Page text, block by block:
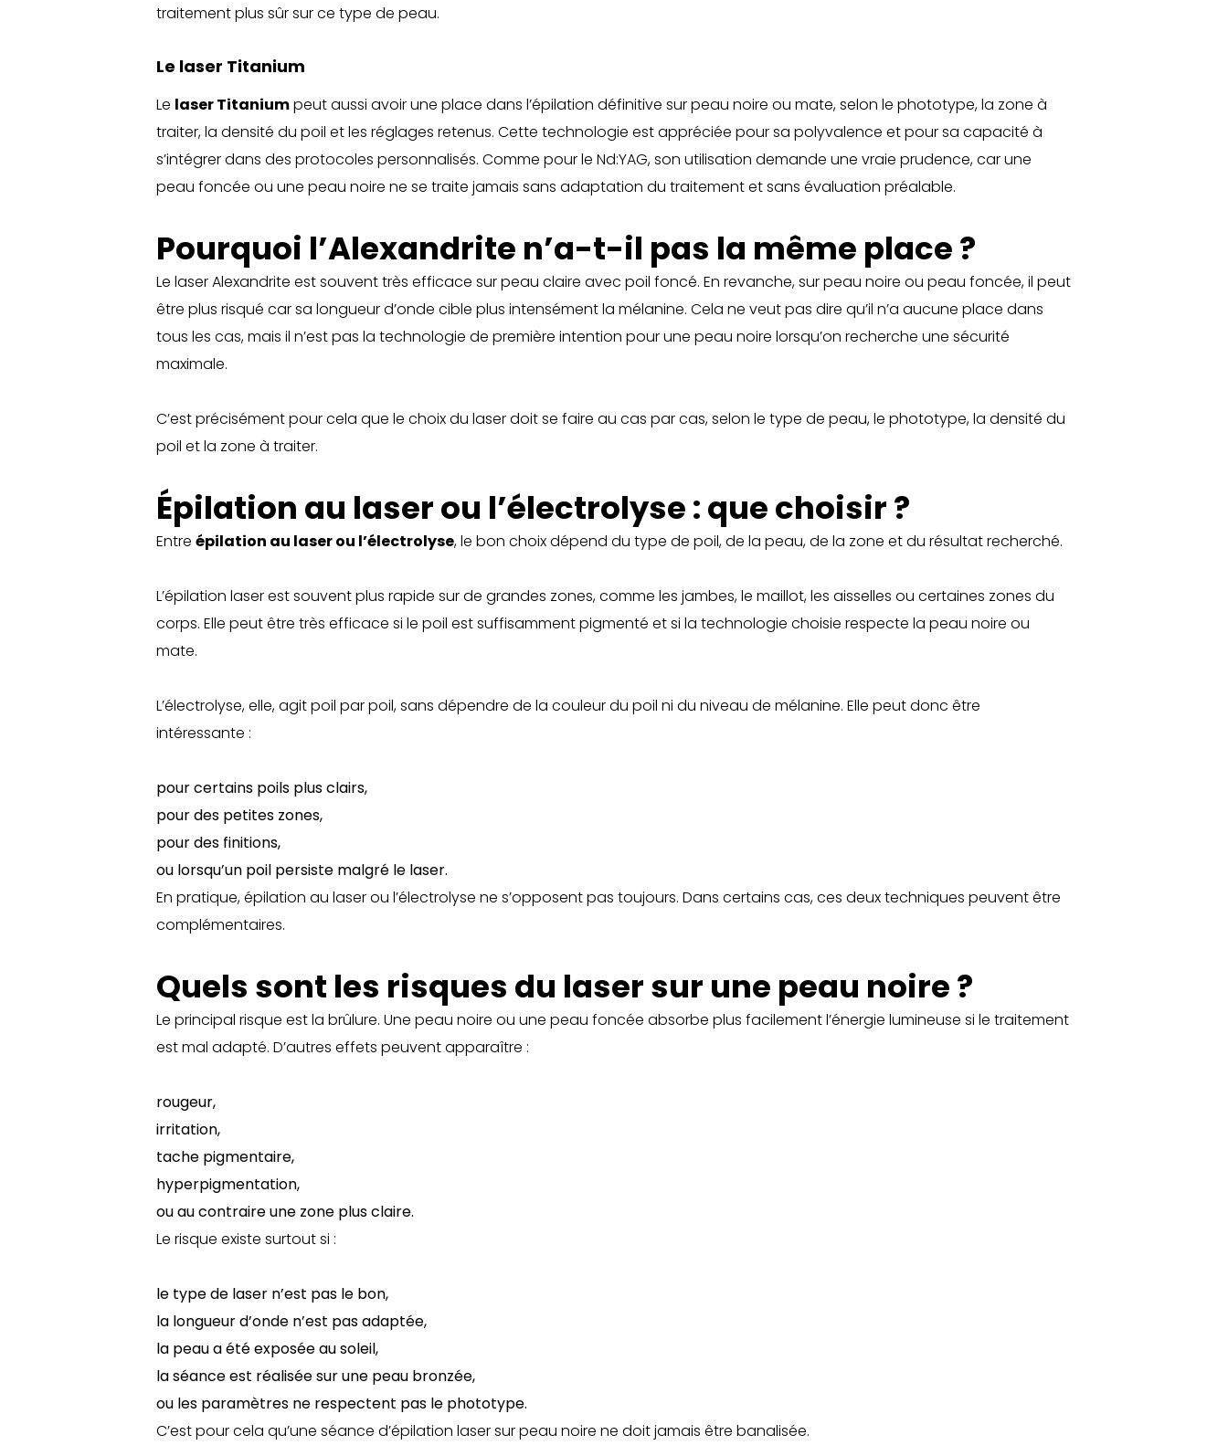
traitement plus sûr sur ce type de peau.
Le laser Titanium
Le laser Titaniumpeut aussi avoir une place dans l’épilation définitive sur peau noire ou mate, selon le phototype, la zone à
traiter, la densité du poil et les réglages retenus. Cette technologie est appréciée pour sa polyvalence et pour sa capacité à
s’intégrer dans des protocoles personnalisés. Comme pour le Nd:YAG, son utilisation demande une vraie prudence, car une
peau foncée ou une peau noire ne se traite jamais sans adaptation du traitement et sans évaluation préalable.
Pourquoi l’Alexandrite n’a-t-il pas la même place ?
Le laser Alexandrite est souvent très efficace sur peau claire avec poil foncé. En revanche, sur peau noire ou peau foncée, il peut
être plus risqué car sa longueur d’onde cible plus intensément la mélanine. Cela ne veut pas dire qu’il n’a aucune place dans
tous les cas, mais il n’est pas la technologie de première intention pour une peau noire lorsqu’on recherche une sécurité
maximale.
C’est précisément pour cela que le choix du laser doit se faire au cas par cas, selon le type de peau, le phototype, la densité du
poil et la zone à traiter.
Épilation au laser ou l’électrolyse : que choisir ?
Entre épilation au laser ou l’électrolyse, le bon choix dépend du type de poil, de la peau, de la zone et du résultat recherché.
L’épilation laser est souvent plus rapide sur de grandes zones, comme les jambes, le maillot, les aisselles ou certaines zones du
corps. Elle peut être très efficace si le poil est suffisamment pigmenté et si la technologie choisie respecte la peau noire ou
mate.
L’électrolyse, elle, agit poil par poil, sans dépendre de la couleur du poil ni du niveau de mélanine. Elle peut donc être
intéressante :
pour certains poils plus clairs,
pour des petites zones,
pour des finitions,
ou lorsqu’un poil persiste malgré le laser.
En pratique, épilation au laser ou l’électrolyse ne s’opposent pas toujours. Dans certains cas, ces deux techniques peuvent être
complémentaires.
Quels sont les risques du laser sur une peau noire ?
Le principal risque est la brûlure. Une peau noire ou une peau foncée absorbe plus facilement l’énergie lumineuse si le traitement
est mal adapté. D’autres effets peuvent apparaître :
rougeur,
irritation,
tache pigmentaire,
hyperpigmentation,
ou au contraire une zone plus claire.
Le risque existe surtout si :
le type de laser n’est pas le bon,
la longueur d’onde n’est pas adaptée,
la peau a été exposée au soleil,
la séance est réalisée sur une peau bronzée,
ou les paramètres ne respectent pas le phototype.
C’est pour cela qu’une séance d’épilation laser sur peau noire ne doit jamais être banalisée.